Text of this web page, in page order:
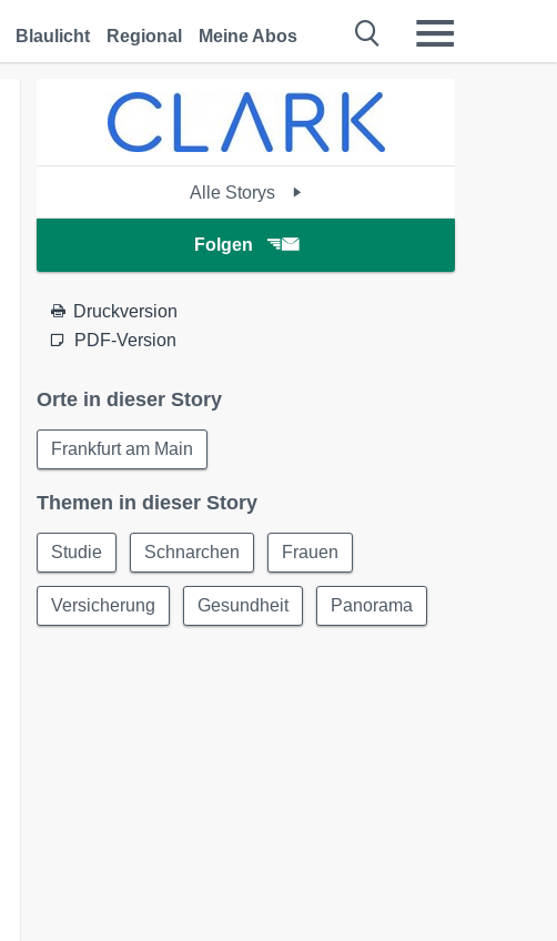
Blaulicht Regional Meine Abos
Alle Storys
Folgen
Druckversion
PDF-Version
Orte in dieser Story
Frankfurt am Main
Themen in dieser Story
Studie Schnarchen Frauen
Versicherung Gesundheit Panorama